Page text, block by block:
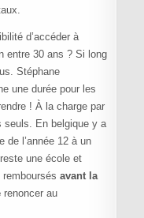
d’accéder à
entre 30 ans ? Si long
Stéphane
une durée pour les
! À la charge par
seuls. En belgique y a
de l’année 12 à un
une école et
avant la
renoncer au